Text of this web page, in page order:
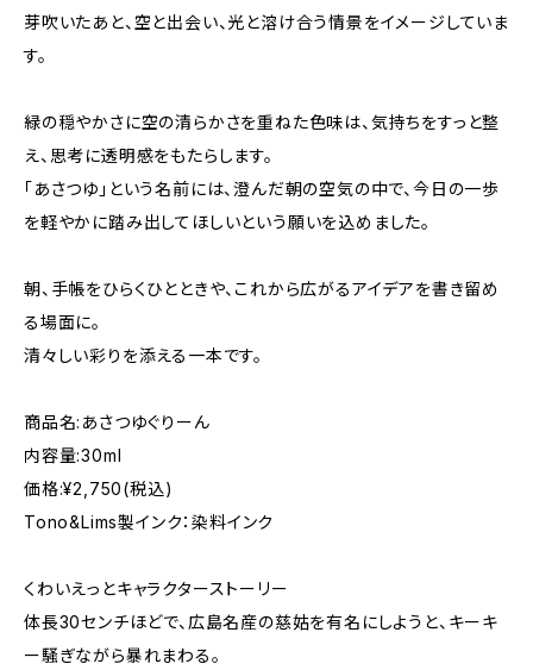
芽吹いたあと、空と出会い、光と溶け合う情景をイメージしていま
す。
緑の穏やかさに空の清らかさを重ねた色味は、気持ちをすっと整
え、思考に透明感をもたらします。
「あさつゆ」という名前には、澄んだ朝の空気の中で、今日の一歩
を軽やかに踏み出してほしいという願いを込めました。
朝、手帳をひらくひとときや、これから広がるアイデアを書き留め
る場面に。
清々しい彩りを添える一本です。
商品名:あさつゆぐりーん
内容量:30ml
価格:¥2,750(税込)
Tono&Lims製インク：染料インク
くわいえっとキャラクターストーリー
体長30センチほどで、広島名産の慈姑を有名にしようと、キーキ
ー騒ぎながら暴れまわる。